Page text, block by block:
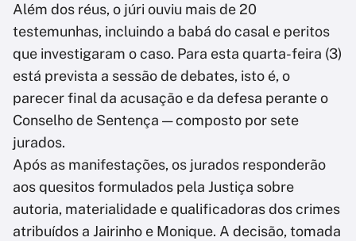
Além dos réus, o júri ouviu mais de 20
testemunhas, incluindo a babá do casal e peritos
que investigaram o caso. Para esta quarta-feira (3)
está prevista a sessão de debates, isto é, o
parecer final da acusação e da defesa perante o
Conselho de Sentença — composto por sete
jurados.
Após as manifestações, os jurados responderão
aos quesitos formulados pela Justiça sobre
autoria, materialidade e qualificadoras dos crimes
atribuídos a Jairinho e Monique. A decisão, tomada